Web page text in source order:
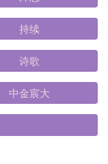
持续
诗歌
中金宸大